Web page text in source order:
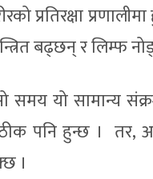
प्रतिरक्षा
बढ्छन् र लिम्फ
समय यो सामान्य
पनि हुन्छ । तर,
।